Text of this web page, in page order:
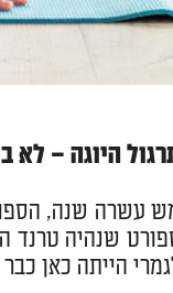
היוגה – לא
עשרה שנה,
שנהיה טרנד
הייתה כאן